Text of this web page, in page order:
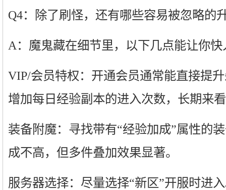
Q4：除了刷怪，还有哪些容易被忽略的
A：魔鬼藏在细节里，以下几点能让你快
VIP/会员特权：开通会员通常能直接提
增加每日经验副本的进入次数，长期来
装备附魔：寻找带有“经验加成”属性的
成不高，但多件叠加效果显著。
服务器选择：尽量选择“新区”开服时进